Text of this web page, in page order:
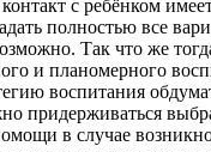
с ребёнком
полностью все
Так что же
и планомерного
воспитания
придерживаться
в случае